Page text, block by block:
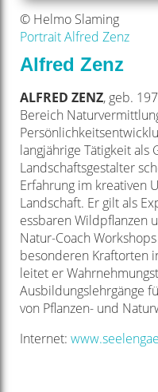
© Helmo Slaming
Portrait Alfred Zenz
Alfred Zenz
ALFRED ZENZ, geb.
Bereich
langjährige Tätigkeit als
Landschaftsgestalter
Erfahrung im kreativen
Landschaft. Er gilt als
essbaren Wildpflanzen
Natur-Coach
besonderen Kraftorten
leitet er
Ausbildungslehrgänge
von Pflanzen- und
Internet: